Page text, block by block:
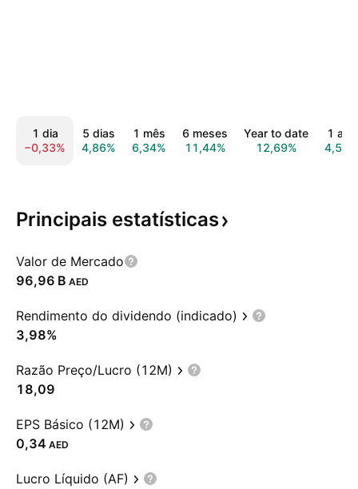
1 dia
−0,33%
5 dias
4,86%
1 mês
6,34%
6 meses
11,44%
Year to date
12,69%
1 ano
4,50%
Principais estatísticas
Valor de Mercado
‪96,96 B‬ AED
Rendimento do dividendo (indicado)
3,98%
Razão Preço/Lucro (12M)
18,09
EPS Básico (12M)
0,34 AED
Lucro Líquido (AF)